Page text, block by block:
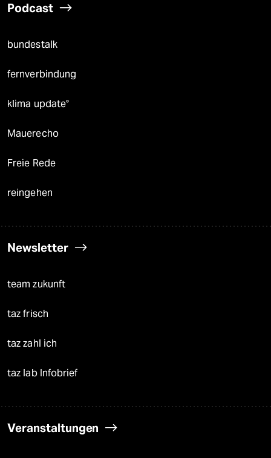
Podcast
bundestalk
fernverbindung
klima update°
Mauerecho
Freie Rede
reingehen
Newsletter
team zukunft
taz frisch
taz zahl ich
taz lab Infobrief
Veranstaltungen